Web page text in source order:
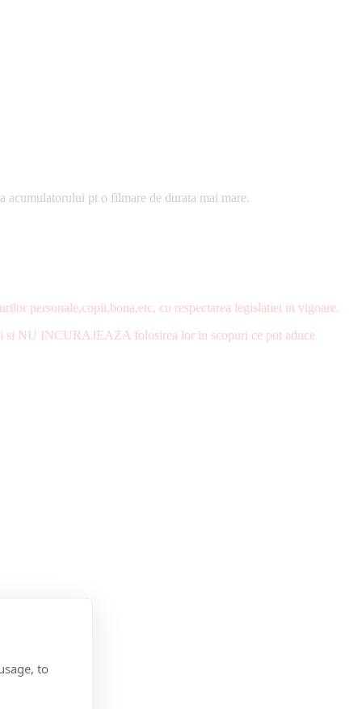
acumulatorului pt o filmare de durata mai mare.
personale,copii,bona,etc, cu respectarea legislatiei in vigoare.
si NU INCURAJEAZA folosirea lor in scopuri ce pot aduce
to